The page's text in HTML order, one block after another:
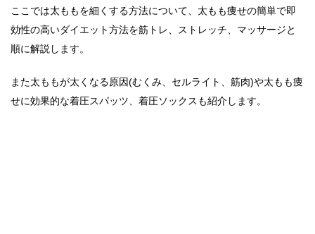
ここでは太ももを細くする方法について、太もも痩せの簡単で即
効性の高いダイエット方法を筋トレ、ストレッチ、マッサージと
順に解説します。
また太ももが太くなる原因(むくみ、セルライト、筋肉)や太もも痩
せに効果的な着圧スパッツ、着圧ソックスも紹介します。